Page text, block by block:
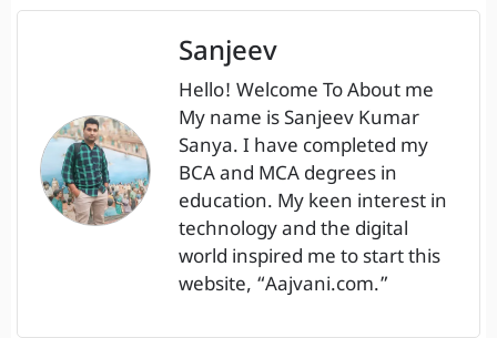
Sanjeev
Hello! Welcome To About me
My name is Sanjeev Kumar
Sanya. I have completed my
BCA and MCA degrees in
education. My keen interest in
technology and the digital
world inspired me to start this
website, “Aajvani.com.”